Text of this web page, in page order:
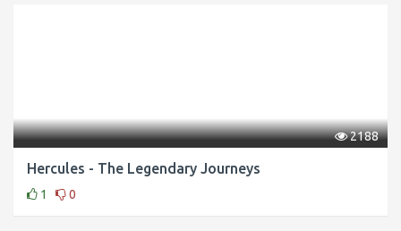
2188
Hercules - The Legendary Journeys
1 0